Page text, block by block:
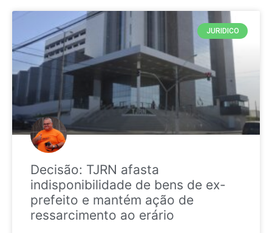
JURIDICO
Decisão: TJRN afasta
indisponibilidade de bens de ex-
prefeito e mantém ação de
ressarcimento ao erário